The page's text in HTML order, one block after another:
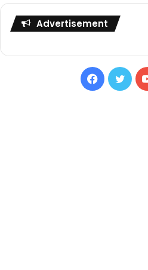
Advertisement
Facebook